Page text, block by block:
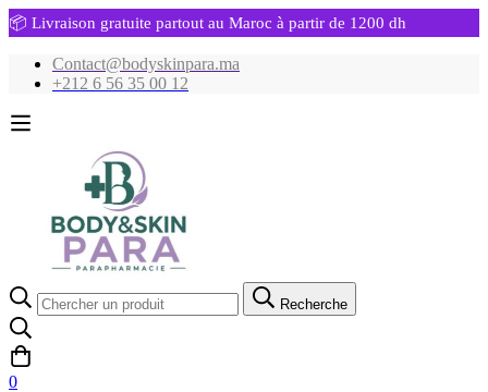
📦 Livraison gratuite partout au Maroc à partir de 1200 dh
Contact@bodyskinpara.ma
+212 6 56 35 00 12
Recherche
pour:
Recherche
0